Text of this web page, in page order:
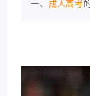
一、 成人高考